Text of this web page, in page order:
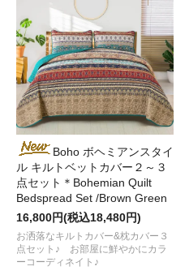
Boho ボヘミアンスタイ
ル キルトベットカバー２～３
点セット＊Bohemian Quilt
Bedspread Set /Brown Green
16,800円(税込18,480円)
お洒落なキルトカバー&枕カバー３
点セット♪ お部屋に鮮やかにカラ
ーコーディネイト♪